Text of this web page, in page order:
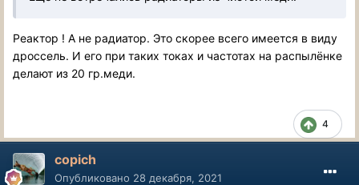
Реактор ! А не радиатор. Это скорее всего имеется в виду
дроссель. И его при таких токах и частотах на распылёнке
делают из 20 гр.меди.
4
copich
Опубликовано 28 декабря, 2021